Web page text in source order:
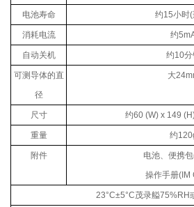
电池寿命 约15小时(
消耗电流 约
自动关机 约10
可测导体的直
径
大
尺寸 约60 (W) x 149
重量 约
附件 电池、便携包
操作手册(IM
23°C±5°C茂录艗75%RH